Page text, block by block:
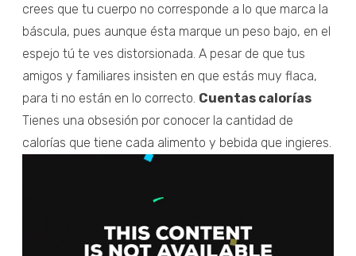
crees que tu cuerpo no corresponde a lo que marca la
báscula, pues aunque ésta marque un peso bajo, en el
espejo tú te ves distorsionada. A pesar de que tus
amigos y familiares insisten en que estás muy flaca,
para ti no están en lo correcto. Cuentas calorías
Tienes una obsesión por conocer la cantidad de
calorías que tiene cada alimento y bebida que ingieres.